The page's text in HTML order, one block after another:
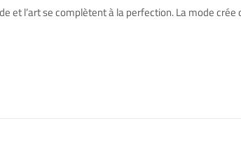
et l’art se complètent à la perfection. La mode